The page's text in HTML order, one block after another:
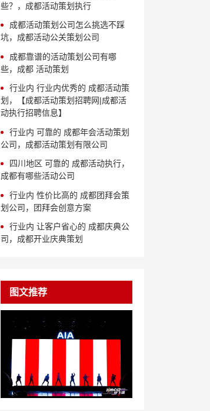
些？，成都活动策划执行
成都活动策划公司怎么挑选不踩
坑，成都活动公关策划公司
成都靠谱的活动策划公司有哪
些，成都 活动策划
行业内 行业内优秀的 成都活动策
划，【成都活动策划招聘网|成都活
动执行招聘信息】
行业内 可靠的 成都年会活动策划
公司，成都活动策划有限公司
四川地区 可靠的 成都活动执行，
成都有哪些活动公司
行业内 性价比高的 成都团拜会策
划公司，团拜会创意方案
行业内 让客户省心的 成都庆典公
司，成都开业庆典策划
图文推荐